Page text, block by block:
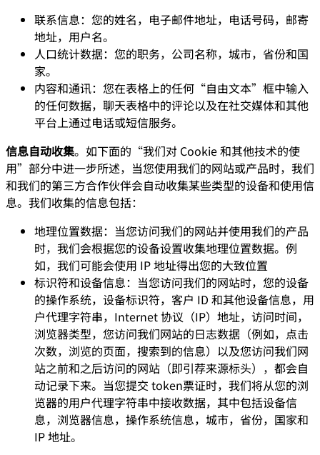
联系信息：您的姓名，电子邮件地址，电话号码，邮寄
地址，用户名。
人口统计数据：您的职务，公司名称，城市，省份和国
家。
内容和通讯：您在表格上的任何“自由文本”框中输入
的任何数据，聊天表格中的评论以及在社交媒体和其他
平台上通过电话或短信服务。
信息自动收集。如下面的“我们对 Cookie 和其他技术的使
用”部分中进一步所述，当您使用我们的网站或产品时，我们
和我们的第三方合作伙伴会自动收集某些类型的设备和使用信
息。我们收集的信息包括：
地理位置数据：当您访问我们的网站并使用我们的产品
时，我们会根据您的设备设置收集地理位置数据。例
如，我们可能会使用 IP 地址得出您的大致位置
标识符和设备信息：当您访问我们的网站时，您的设备
的操作系统，设备标识符，客户 ID 和其他设备信息，用
户代理字符串，Internet 协议（IP）地址，访问时间，
浏览器类型，您访问我们网站的日志数据（例如，点击
次数，浏览的页面，搜索到的信息）以及您访问我们网
站之前和之后访问的网站（即引荐来源标头），都会自
动记录下来。当您提交 token票证时，我们将从您的浏
览器的用户代理字符串中接收数据，其中包括设备信
息，浏览器信息，操作系统信息，城市，省份，国家和
IP 地址。